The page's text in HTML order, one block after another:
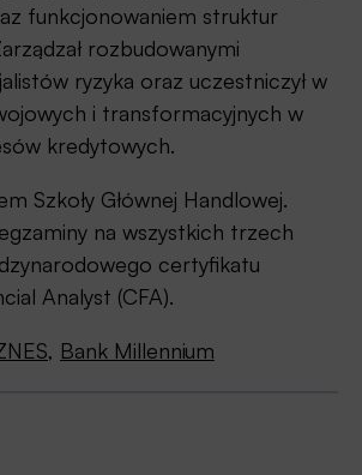
funkcjonowaniem struktur
rozbudowanymi
ryzyka oraz uczestniczył w
i transformacyjnych w
kredytowych.
Szkoły Głównej Handlowej.
egzaminy na wszystkich trzech
certyfikatu
Analyst (CFA).
, Bank Millennium